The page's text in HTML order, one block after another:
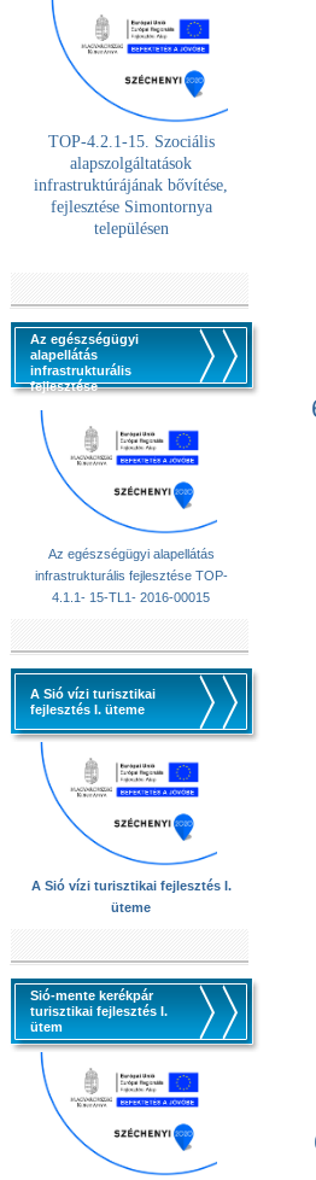
TOP-4.2.1-15. Szociális
alapszolgáltatások
infrastruktúrájának bővítése,
fejlesztése Simontornya
településen
Az egészségügyi
alapellátás
infrastrukturális
fejlesztése
Az egészségügyi alapellátás
infrastrukturális fejlesztése TOP-
4.1.1- 15-TL1- 2016-00015
A Sió vízi turisztikai
fejlesztés I. üteme
A Sió vízi turisztikai fejlesztés I.
üteme
Sió-mente kerékpár
turisztikai fejlesztés I.
ütem